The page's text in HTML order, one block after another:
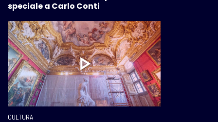
speciale a Carlo Conti
CULTURA